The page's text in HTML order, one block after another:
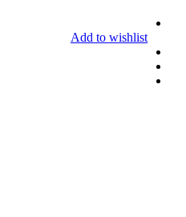
Add to wishlist